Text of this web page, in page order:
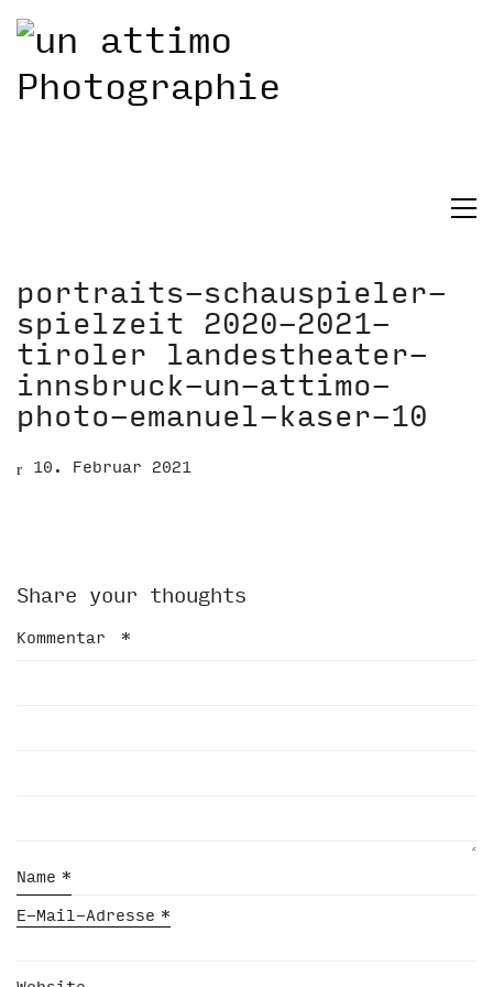
portraits-schauspieler-
spielzeit 2020-2021-
tiroler landestheater-
innsbruck-un-attimo-
photo-emanuel-kaser-10
10. Februar 2021
Share your thoughts
Kommentar *
Name *
E-Mail-Adresse *